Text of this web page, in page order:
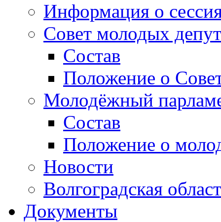
Информация о
Совет молодых
Состав
Положение о
Молодёжный
Состав
Положение о
Новости
Волгоградская
Документы